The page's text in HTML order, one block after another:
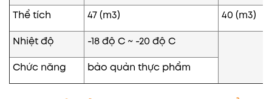
Thể tích 47 (m3) 40 (m3)
Nhiệt độ -18 độ C ~ -20 độ C
Chức năng bảo quản thực phẩm